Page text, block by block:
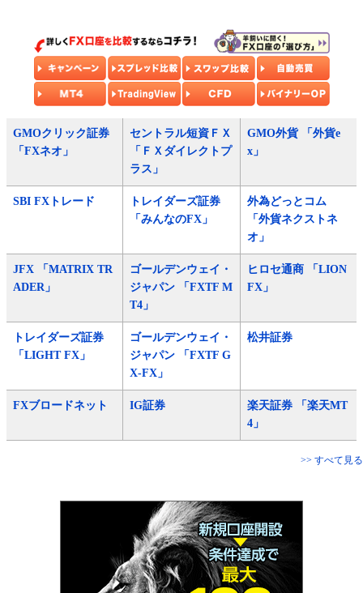
GMOクリック証券
「FXネオ」
セントラル短資ＦＸ
「ＦＸダイレクトプ
ラス」
GMO外貨 「外貨e
x」
SBI FXトレード
トレイダーズ証券
「みんなのFX」
外為どっとコム
「外貨ネクストネ
オ」
JFX 「MATRIX TR
ADER」
ゴールデンウェイ・
ジャパン 「FXTF M
T4」
ヒロセ通商 「LION
FX」
トレイダーズ証券
「LIGHT FX」
ゴールデンウェイ・
ジャパン 「FXTF G
X-FX」
松井証券
FXブロードネット IG証券
楽天証券 「楽天MT
4」
>> すべて見る